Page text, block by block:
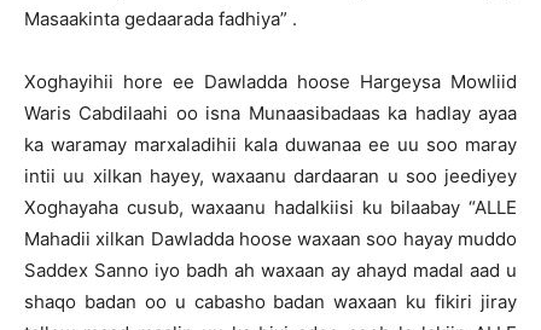
Masaakinta gedaarada fadhiya” .
Xoghayihii hore ee Dawladda hoose Hargeysa Mowliid
Waris Cabdilaahi oo isna Munaasibadaas ka hadlay ayaa
ka waramay marxaladihii kala duwanaa ee uu soo maray
intii uu xilkan hayey, waxaanu dardaaran u soo jeediyey
Xoghayaha cusub, waxaanu hadalkiisi ku bilaabay “ALLE
Mahadii xilkan Dawladda hoose waxaan soo hayay muddo
Saddex Sanno iyo badh ah waxaan ay ahayd madal aad u
shaqo badan oo u cabasho badan waxaan ku fikiri jiray